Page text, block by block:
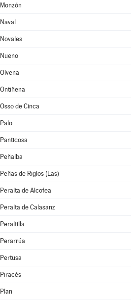
Monzón
Naval
Novales
Nueno
Olvena
Ontiñena
Osso de Cinca
Palo
Panticosa
Peñalba
Peñas de Riglos (Las)
Peralta de Alcofea
Peralta de Calasanz
Peraltilla
Perarrúa
Pertusa
Piracés
Plan